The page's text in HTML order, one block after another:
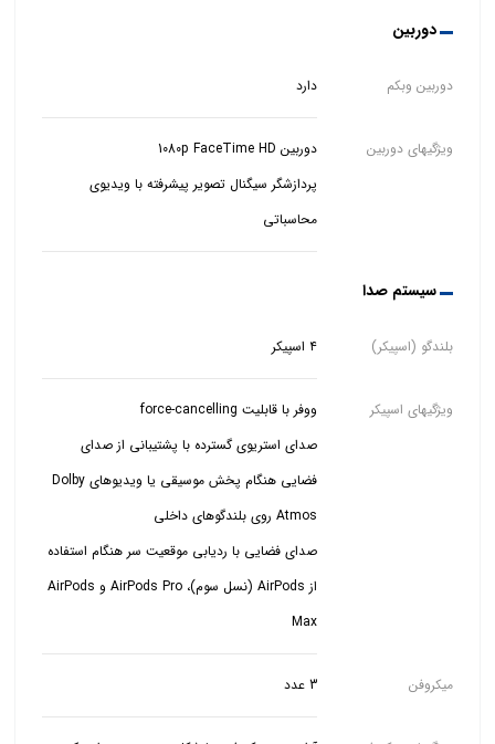
دوربین
دوربین وبکم دارد
ویژگیهای دوربین
دوربین 1080p FaceTime HD
پردازشگر سیگنال تصویر پیشرفته با ویدیوی
محاسباتی
سیستم صدا
بلندگو (اسپیکر) ۴ اسپیکر
ویژگیهای اسپیکر
ووفر با قابلیت force-cancelling
صدای استریوی گسترده با پشتیبانی از صدای
فضایی هنگام پخش موسیقی یا ویدیوهای Dolby
صدای فضایی با ردیابی موقعیت سر هنگام استفاده
از AirPods (نسل سوم)، AirPods Pro و AirPods
Max
میکروفن 3 عدد